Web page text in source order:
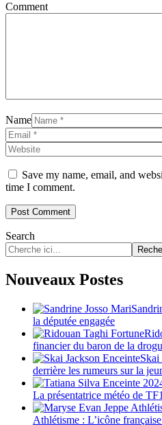
Comment
Name
Save my name, email, and
time I comment.
Search
Nouveaux Postes
la députée engagée
financier du baron de la
Skai
derrière les rumeurs sur la
La présentatrice météo de
Athlétisme : L’icône